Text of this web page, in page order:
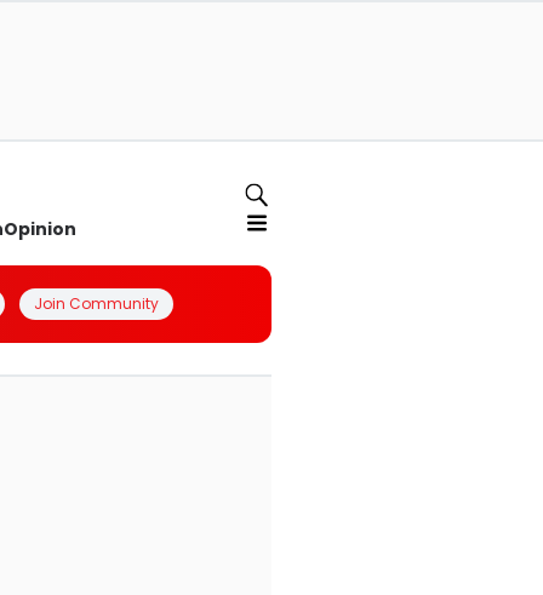
Opinion
Join Community